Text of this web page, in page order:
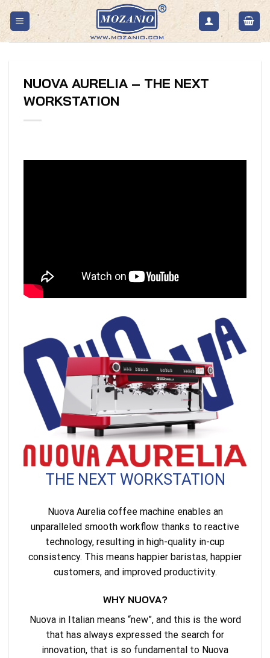
Skip
to
content
NUOVA AURELIA – THE NEXT
WORKSTATION
THE NEXT WORKSTATION
Nuova Aurelia coffee machine enables an
unparalleled smooth workflow thanks to reactive
technology, resulting in high-quality in-cup
consistency. This means happier baristas, happier
customers, and improved productivity.
WHY NUOVA?
Nuova in Italian means “new”, and this is the word
that has always expressed the search for
innovation, that is so fundamental to Nuova